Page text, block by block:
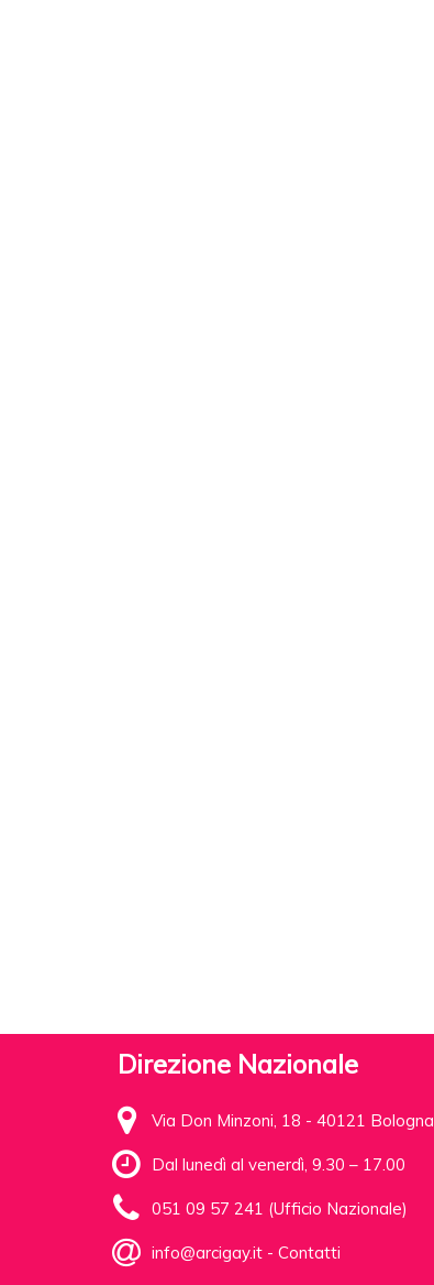
Direzione Nazionale
Via Don Minzoni, 18 - 40121 Bologna
Dal lunedì al venerdì, 9.30 – 17.00
051 09 57 241 (Ufficio Nazionale)
info@arcigay.it - Contatti